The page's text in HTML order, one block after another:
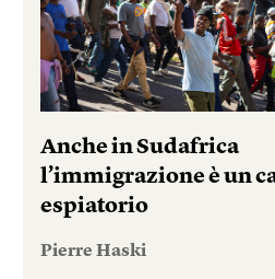
Anche in Sudafrica
l’immigrazione è un
espiatorio
Pierre Haski